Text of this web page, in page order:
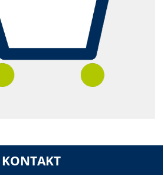
KONTAKT